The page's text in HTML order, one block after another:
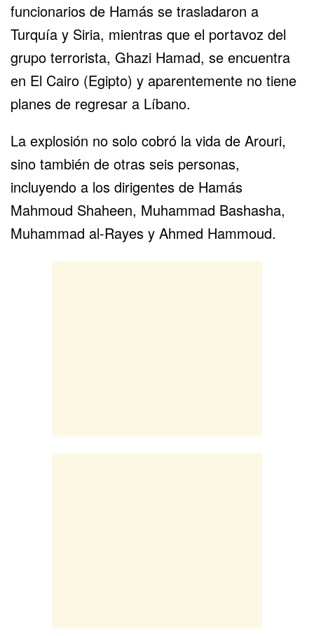
funcionarios de Hamás se trasladaron a
Turquía y Siria, mientras que el portavoz del
grupo terrorista, Ghazi Hamad, se encuentra
en El Cairo (Egipto) y aparentemente no tiene
planes de regresar a Líbano.
La explosión no solo cobró la vida de Arouri,
sino también de otras seis personas,
incluyendo a los dirigentes de Hamás
Mahmoud Shaheen, Muhammad Bashasha,
Muhammad al-Rayes y Ahmed Hammoud.